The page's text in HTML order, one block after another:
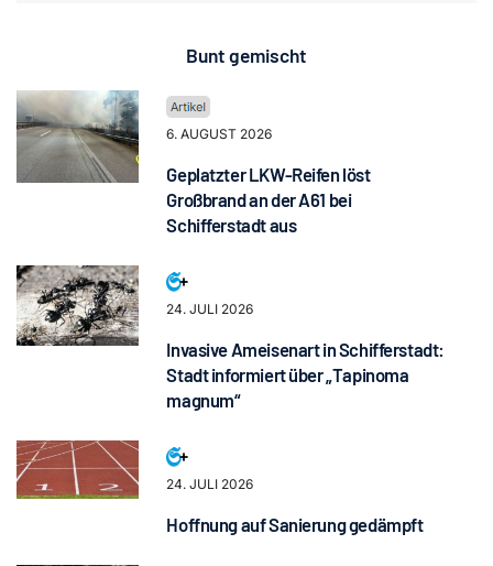
Bunt gemischt
6. AUGUST 2026
Geplatzter LKW-Reifen löst
Großbrand an der A61 bei
Schifferstadt aus
24. JULI 2026
Invasive Ameisenart in Schifferstadt:
Stadt informiert über „Tapinoma
magnum“
24. JULI 2026
Hoffnung auf Sanierung gedämpft